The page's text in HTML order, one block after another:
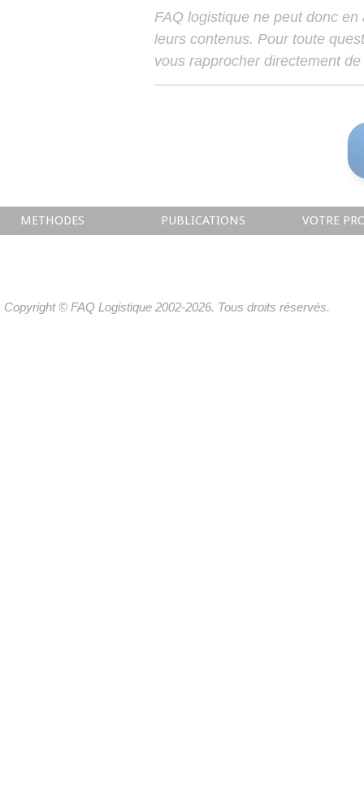
FAQ logistique ne peut donc
leurs contenus. Pour toute
vous rapprocher directement
METHODES PUBLICATIONS VOTRE
Copyright © FAQ Logistique 2002-2026. Tous droits réservés.